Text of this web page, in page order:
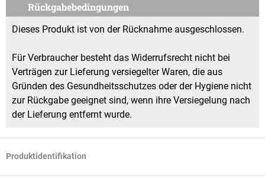
Rückgabebedingungen
Dieses Produkt ist von der Rücknahme ausgeschlossen.
Für Verbraucher besteht das Widerrufsrecht nicht bei
Verträgen zur Lieferung versiegelter Waren, die aus
Gründen des Gesundheitsschutzes oder der Hygiene nicht
zur Rückgabe geeignet sind, wenn ihre Versiegelung nach
der Lieferung entfernt wurde.
Produktidentifikation